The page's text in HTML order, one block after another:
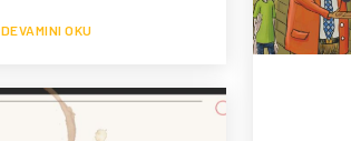
DEVAMINI OKU